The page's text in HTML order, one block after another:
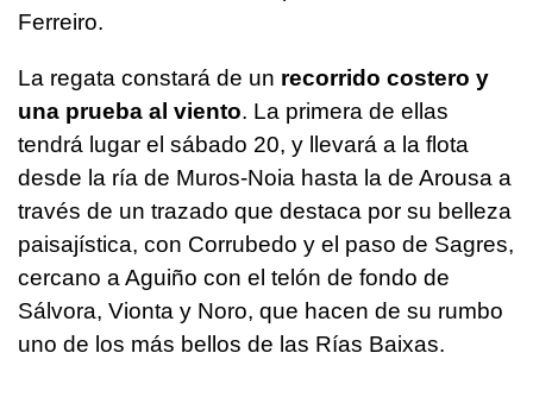
Ferreiro.
La regata constará de un recorrido costero y
una prueba al viento. La primera de ellas
tendrá lugar el sábado 20, y llevará a la flota
desde la ría de Muros-Noia hasta la de Arousa a
través de un trazado que destaca por su belleza
paisajística, con Corrubedo y el paso de Sagres,
cercano a Aguiño con el telón de fondo de
Sálvora, Vionta y Noro, que hacen de su rumbo
uno de los más bellos de las Rías Baixas.